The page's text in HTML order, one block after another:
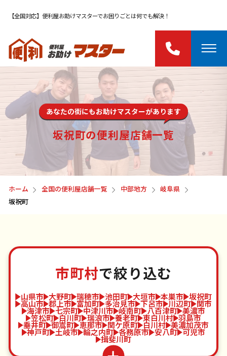
【全国対応】便利屋お助けマスターでお困りごとは何でも解決！
あなたの街にもお助けマスターがあります
坂祝町の便利屋店舗一覧
ホーム 全国の便利屋店舗一覧 中部地方
岐阜県
坂祝町
市町村で絞り込む
山県市 大野町 瑞穂市 池田町 大垣市 本巣市 坂祝町
高山市 郡上市 富加町 多治見市 下呂市 川辺町 関市
海津市 七宗町 中津川市 岐南町 八百津町 美濃市
笠松町 白川町 瑞浪市 養老町 東白川村 羽島市
垂井町 御嵩町 恵那市 関ケ原町 白川村 美濃加茂市
神戸町 土岐市 輪之内町 各務原市 安八町 可児市
揖斐川町